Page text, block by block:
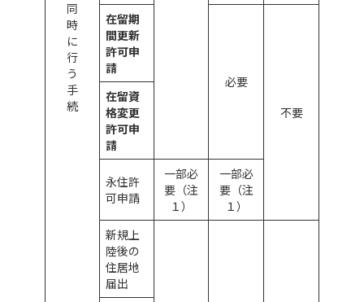
同
時
に
行
う
手
続
在留期
間更新
許可申
請
必要
不要
在留資
格変更
許可申
請
永住許
可申請
一部必
要（注
１）
一部必
要（注
１）
新規上
陸後の
住居地
届出